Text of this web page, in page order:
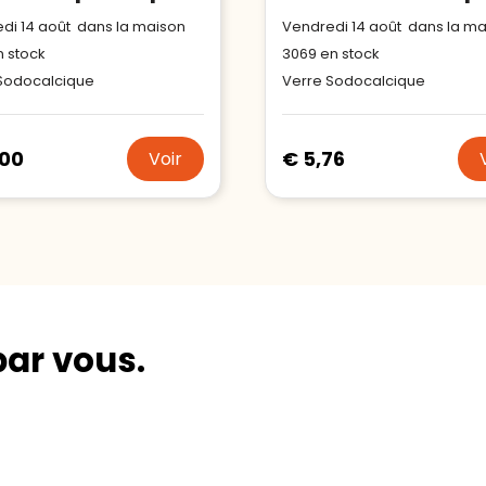
14 août dans la maison
stock
Voir
Vendredi 14 août dans la
3069 en stock
Verre Sodocalcique
€ 5,76
vous.